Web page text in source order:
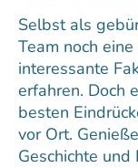
Selbst als
Team noch
interessante
erfahren. Doch
besten
vor Ort.
Geschichte und